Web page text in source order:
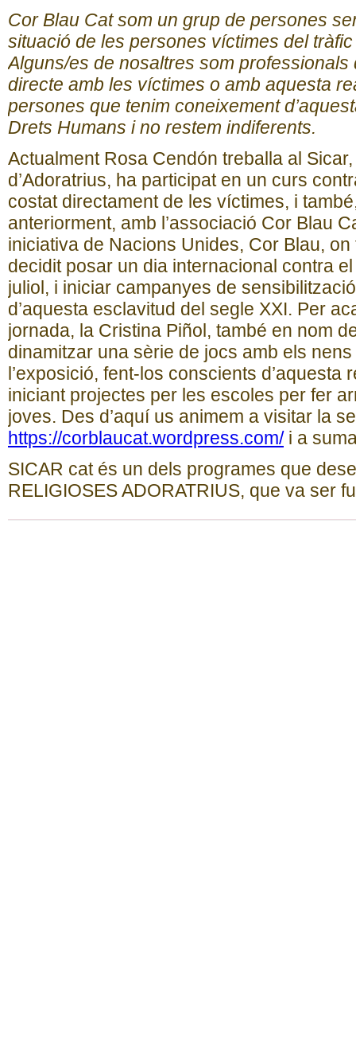
Cor Blau Cat som un grup de persones
situació de les persones víctimes del tràfic
Alguns/es de nosaltres som professionals
directe amb les víctimes o amb aquesta
persones que tenim coneixement
Drets Humans i no restem indiferents.
Actualment Rosa Cendón treballa al Sicar,
d’Adoratrius, ha participat en un curs
costat directament de les víctimes, i
anteriorment, amb l’associació Cor Blau
iniciativa de Nacions Unides, Cor Blau, on
decidit posar un dia internacional contra
juliol, i iniciar campanyes de
d’aquesta esclavitud del segle XXI. Per
jornada, la Cristina Piñol, també en nom
dinamitzar una sèrie de jocs amb els
l’exposició, fent-los conscients d’aquesta
iniciant projectes per les escoles per fer
joves. Des d’aquí us animem a visitar la
https://corblaucat.wordpress.com/i a
SICAR cat és un dels programes que
RELIGIOSES ADORATRIUS, que va ser